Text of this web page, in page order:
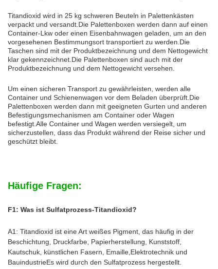
Titandioxid wird in 25 kg schweren Beuteln in Palettenkästen
verpackt und versandt.Die Palettenboxen werden dann auf einen
Container-Lkw oder einen Eisenbahnwagen geladen, um an den
vorgesehenen Bestimmungsort transportiert zu werden.Die
Taschen sind mit der Produktbezeichnung und dem Nettogewicht
klar gekennzeichnet.Die Palettenboxen sind auch mit der
Produktbezeichnung und dem Nettogewicht versehen.
Um einen sicheren Transport zu gewährleisten, werden alle
Container und Schienenwagen vor dem Beladen überprüft.Die
Palettenboxen werden dann mit geeigneten Gurten und anderen
Befestigungsmechanismen am Container oder Wagen
befestigt.Alle Container und Wagen werden versiegelt, um
sicherzustellen, dass das Produkt während der Reise sicher und
geschützt bleibt.
Häufige Fragen:
F1: Was ist Sulfatprozess-Titandioxid?
A1: Titandioxid ist eine Art weißes Pigment, das häufig in der
Beschichtung, Druckfarbe, Papierherstellung, Kunststoff,
Kautschuk, künstlichen Fasern, Emaille,Elektrotechnik und
BauindustrieEs wird durch den Sulfatprozess hergestellt.